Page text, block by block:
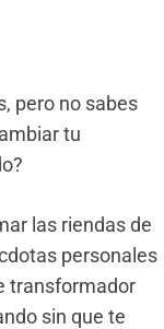
pero no sabes
tu
las riendas de
personales
transformador
sin que te